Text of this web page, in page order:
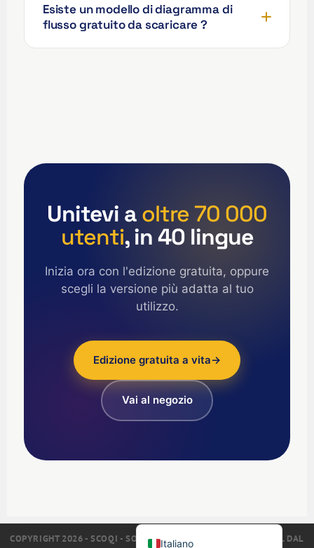
Esiste un modello di diagramma di
flusso gratuito da scaricare ?
Unitevi a oltre 70 000
utenti, in 40 lingue
Inizia ora con l'edizione gratuita, oppure
scegli la versione più adatta al tuo
utilizzo.
Edizione gratuita a vita→
Vai al negozio
COPYRIGHT 2026 - SCOQI - SOFTWARE PER LA QUALITÀ QALITEL DAL
Italiano
日本語
한국어
简体中文
Polski
Türkçe
Deutsch
العربية
English (US)
Español de Argentina